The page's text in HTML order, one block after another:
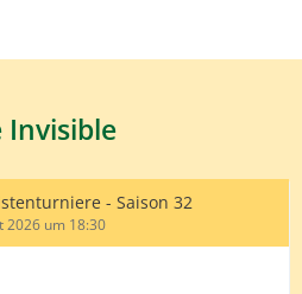
Invisible
- Saison 32
2026 um 18:30